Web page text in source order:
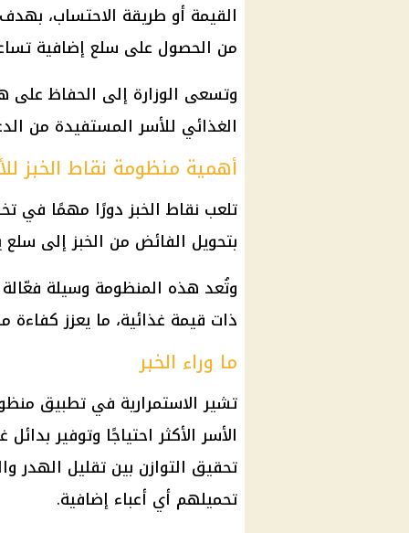
القيمة أو طريقة الاحتساب،
من الحصول على سلع إضافية
وتسعى الوزارة إلى الحفاظ على
الغذائي للأسر المستفيدة من
أهمية منظومة نقاط الخبز
تلعب نقاط الخبز دورًا مهمًا في
بتحويل الفائض من الخبز إلى سلع
وتُعد هذه المنظومة وسيلة
ذات قيمة غذائية، ما يعزز كفاءة
ما وراء الخبر
تشير الاستمرارية في تطبيق
الأسر الأكثر احتياجًا وتوفير
تحقيق التوازن بين تقليل الهدر
تحميلهم أي أعباء إضافية.